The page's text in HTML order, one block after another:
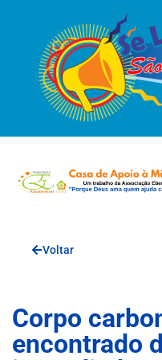
Voltar
Corpo
encontrado